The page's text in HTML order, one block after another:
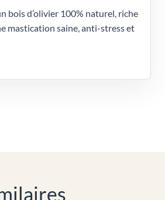
bois d’olivier 100% naturel, riche
mastication saine, anti-stress et